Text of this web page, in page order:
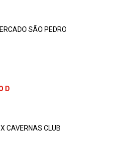
SÃO PEDRO
D
CAVERNAS CLUB